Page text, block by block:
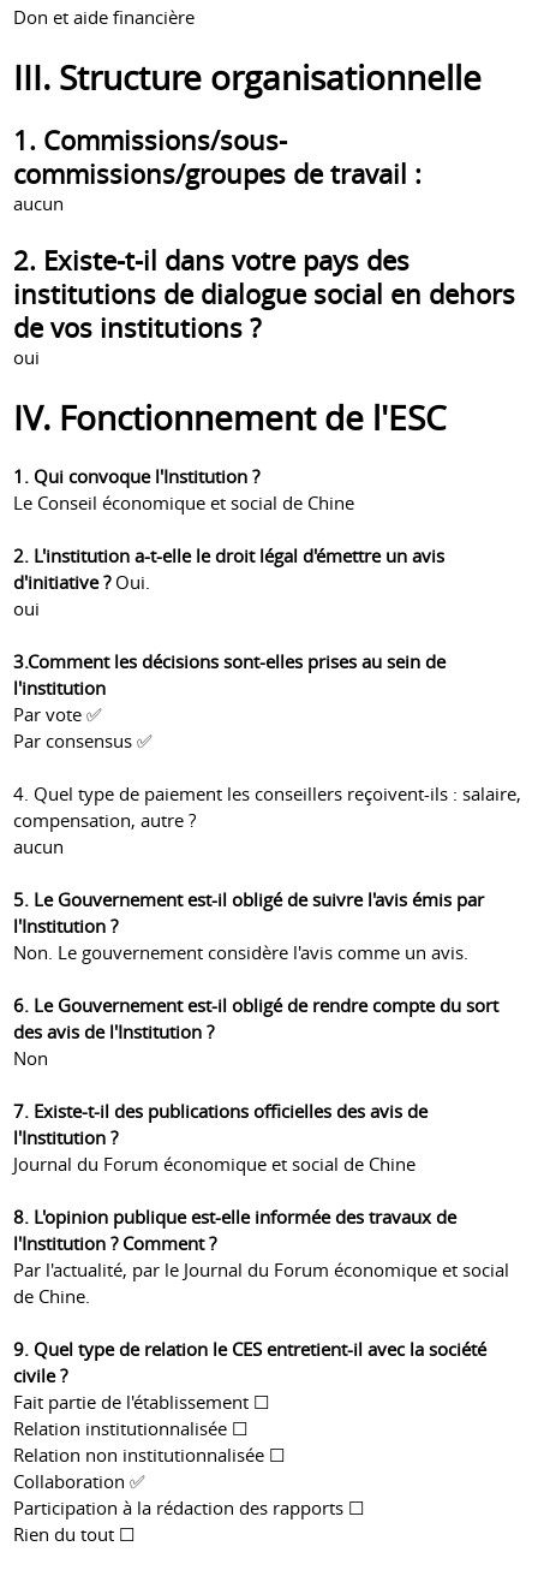
Don et aide financière
III. Structure organisationnelle
1. Commissions/sous-
commissions/groupes de travail :
aucun
2. Existe-t-il dans votre pays des
institutions de dialogue social en dehors
de vos institutions ?
oui
IV. Fonctionnement de l'ESC
1. Qui convoque l'Institution ?
Le Conseil économique et social de Chine
2. L'institution a-t-elle le droit légal d'émettre un avis
d'initiative ?Oui.
oui
3.Comment les décisions sont-elles prises au sein de
l'institution
Par vote ✅
Par consensus ✅
4. Quel type de paiement les conseillers reçoivent-ils : salaire,
compensation, autre ?
aucun
5. Le Gouvernement est-il obligé de suivre l'avis émis par
l'Institution ?
Non. Le gouvernement considère l'avis comme un avis.
6. Le Gouvernement est-il obligé de rendre compte du sort
des avis de l'Institution ?
Non
7. Existe-t-il des publications officielles des avis de
l'Institution ?
Journal du Forum économique et social de Chine
8. L'opinion publique est-elle informée des travaux de
l'Institution ? Comment ?
Par l'actualité, par le Journal du Forum économique et social
de Chine.
9. Quel type de relation le CES entretient-il avec la société
civile ?
Fait partie de l'établissement ☐
Relation institutionnalisée ☐
Relation non institutionnalisée ☐
Collaboration ✅
Participation à la rédaction des rapports ☐
Rien du tout ☐